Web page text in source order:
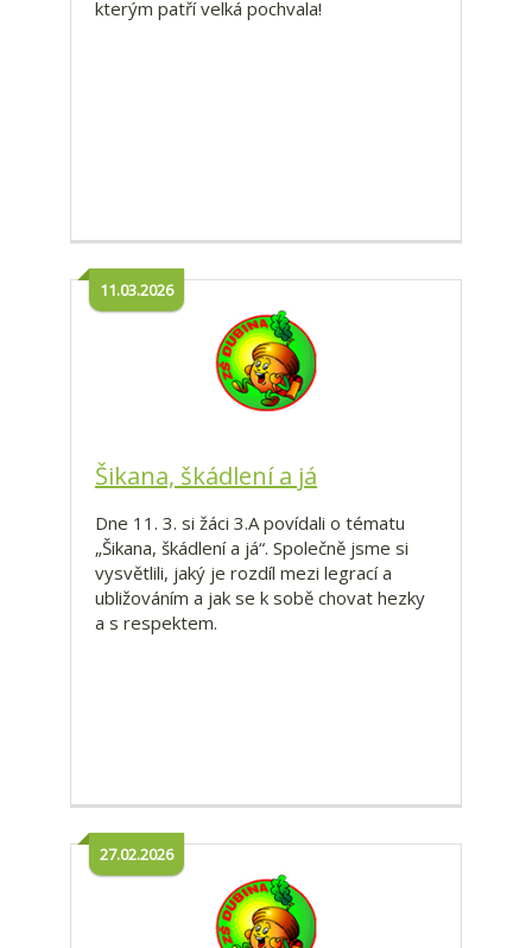
kterým patří velká pochvala!
Šikana, škádlení a já
11.03.2026
Dne 11. 3. si žáci 3.A povídali o tématu
„Šikana, škádlení a já“. Společně jsme si
vysvětlili, jaký je rozdíl mezi legrací a
ubližováním a jak se k sobě chovat hezky
a s respektem.
27.02.2026